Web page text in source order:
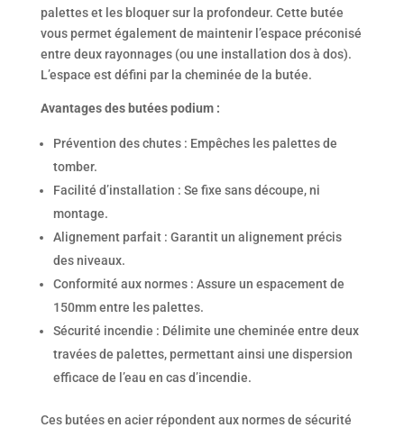
palettes et les bloquer sur la profondeur. Cette butée
vous permet également de maintenir l’espace préconisé
entre deux rayonnages (ou une installation dos à dos).
L’espace est défini par la cheminée de la butée.
Avantages des butées podium :
Prévention des chutes : Empêches les palettes de
tomber.
Facilité d’installation : Se fixe sans découpe, ni
montage.
Alignement parfait : Garantit un alignement précis
des niveaux.
Conformité aux normes : Assure un espacement de
150mm entre les palettes.
Sécurité incendie : Délimite une cheminée entre deux
travées de palettes, permettant ainsi une dispersion
efficace de l’eau en cas d’incendie.
Ces butées en acier répondent aux normes de sécurité